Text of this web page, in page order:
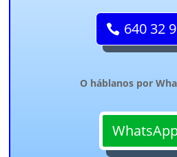
640 32
O háblanos por